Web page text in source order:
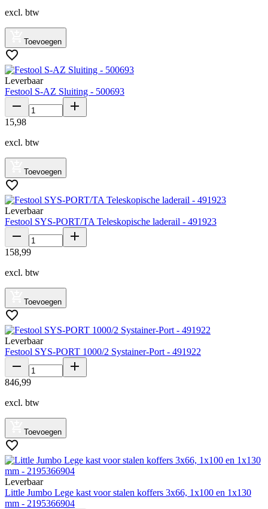
excl. btw
Toevoegen
Leverbaar
Festool S-AZ Sluiting - 500693
15,98
excl. btw
Toevoegen
Leverbaar
Festool SYS-PORT/TA Teleskopische laderail - 491923
158,99
excl. btw
Toevoegen
Leverbaar
Festool SYS-PORT 1000/2 Systainer-Port - 491922
846,99
excl. btw
Toevoegen
Leverbaar
Little Jumbo Lege kast voor stalen koffers 3x66, 1x100 en 1x130
mm - 2195366904